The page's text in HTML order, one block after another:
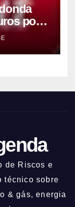
por
de Riscos e
técnico sobre
& gás, energia